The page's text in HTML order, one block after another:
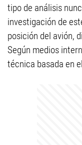
tipo de análisis
investigación de
posición del avión,
Según medios
técnica basada en